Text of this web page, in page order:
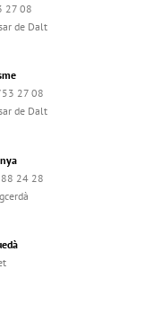
27 08
de Dalt
27 08
de Dalt
24 28